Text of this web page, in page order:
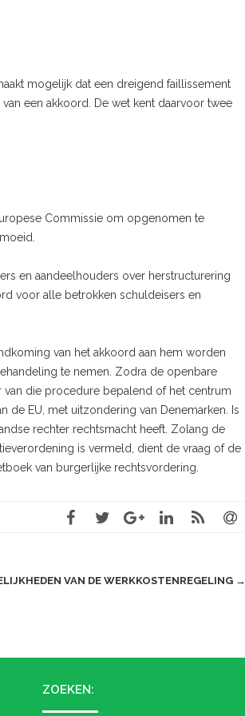
mogelijk dat een dreigend faillissement
een akkoord. De wet kent daarvoor twee
Commissie om opgenomen te
en aandeelhouders over herstructurering
voor alle betrokken schuldeisers en
van het akkoord aan hem worden
te nemen. Zodra de openbare
die procedure bepalend of het centrum
de EU, met uitzondering van Denemarken. Is
rechter rechtsmacht heeft. Zolang de
is vermeld, dient de vraag of de
van burgerlijke rechtsvordering.
VAN DE WERKKOSTENREGELING →
ZOEKEN: